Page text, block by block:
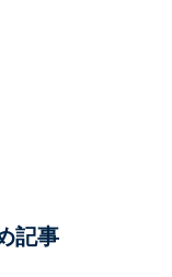
記事